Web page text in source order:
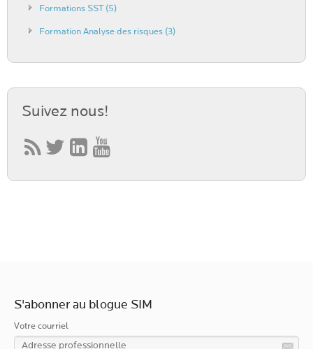
Formations SST(5)
Formation Analyse des risques (3)
Suivez nous!
S'abonner au blogue SIM
Votre courriel